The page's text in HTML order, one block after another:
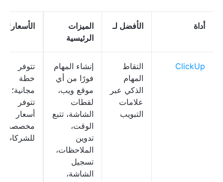
أداة الأفضل لـ
الميزات
الرئيسية
الأسعار *
ClickUp
التقاط
المهام
الذكي عبر
علامات
التبويب
إنشاء المهام
فورًا من أي
موقع ويب،
لقطات
الشاشة، تتبع
الوقت،
تدوين
الملاحظات،
تسجيل
الشاشة،
تتوفر
خطة
مجانية؛
تتوفر
أسعار
مخصصة
للشركات